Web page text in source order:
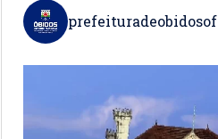
prefeituradeobidosof